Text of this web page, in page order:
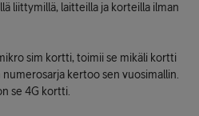
liittymillä, laitteilla ja korteilla ilman
sim kortti, toimii se mikäli kortti
kertoo sen vuosimallin.
se 4G kortti.